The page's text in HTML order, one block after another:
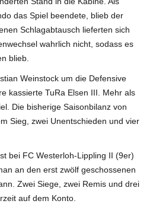
das Spiel beendete, blieb der
Schlagabtausch lieferten sich
wahrlich nicht, sodass es
blieb.
Weinstock um die Defensive
kassierte TuRa Elsen III. Mehr als
Die bisherige Saisonbilanz von
Sieg, zwei Unentschieden und vier
bei FC Westerloh-Lippling II (9er)
an den erst zwölf geschossenen
Zwei Siege, zwei Remis und drei
auf dem Konto.